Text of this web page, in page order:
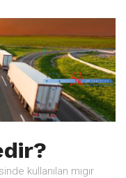
kullanılan mıgır